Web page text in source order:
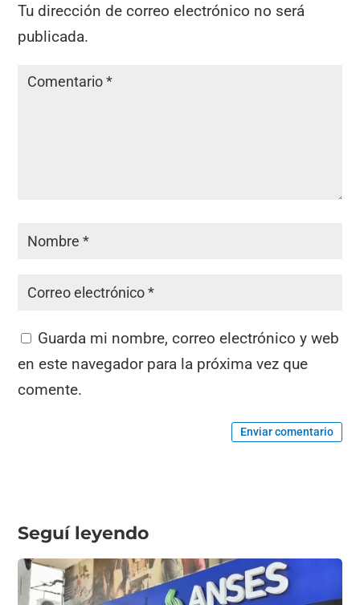
Tu dirección de correo electrónico no será
publicada.
Guarda mi nombre, correo electrónico y web
en este navegador para la próxima vez que
comente.
Enviar comentario
Seguí leyendo